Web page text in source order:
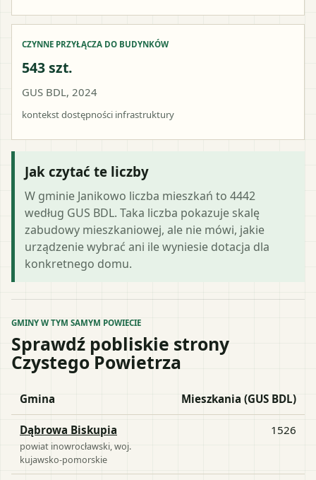
CZYNNE PRZYŁĄCZA DO BUDYNKÓW
543 szt.
GUS BDL, 2024
kontekst dostępności infrastruktury
Jak czytać te liczby
W gminie Janikowo liczba mieszkań to 4442
według GUS BDL. Taka liczba pokazuje skalę
zabudowy mieszkaniowej, ale nie mówi, jakie
urządzenie wybrać ani ile wyniesie dotacja dla
konkretnego domu.
GMINY W TYM SAMYM POWIECIE
Sprawdź pobliskie strony
Czystego Powietrza
Gmina Mieszkania (GUS BDL)
Dąbrowa Biskupia
powiat inowrocławski , woj.
kujawsko-pomorskie
1526